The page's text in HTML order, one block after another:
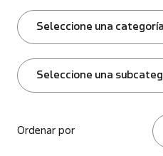
Seleccione una categoría
Seleccione una
Ordenar por